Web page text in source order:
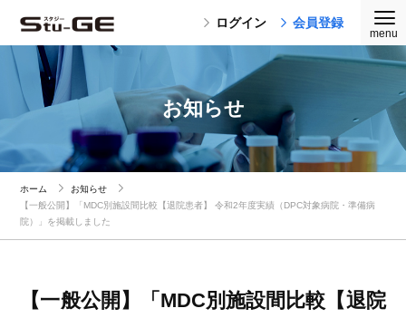
ログイン 会員登録
お知らせ
ホーム
お知らせ
【一般公開】「MDC別施設間比較【退院患者】 令和2年度実績（DPC対象病院・準備病
院）」を掲載しました
【一般公開】「MDC別施設間比較【退院